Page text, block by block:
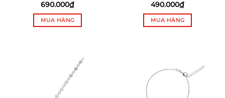
690.000₫
MUA HÀNG
490.000₫
MUA HÀNG